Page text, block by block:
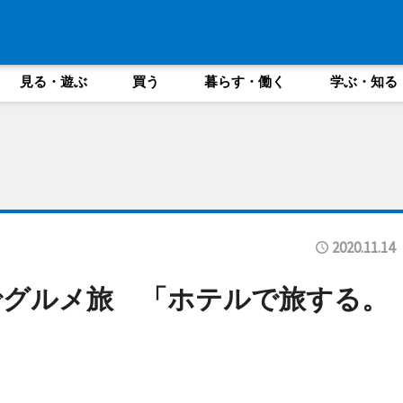
見る・遊ぶ 買う 暮らす・働く 学ぶ・知る
2020.11.14
ルメ旅 「ホテルで旅する。